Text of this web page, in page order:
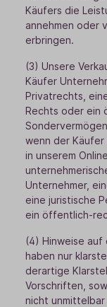
Käufers die
annehmen oder
erbringen.
(3) Unsere
Käufer
Privatrechts,
Rechts oder ein
wenn der
in unserem
Unternehmer,
eine juristische
ein öffentlich-
(4) Hinweise
haben nur
derartige
Vorschriften,
nicht